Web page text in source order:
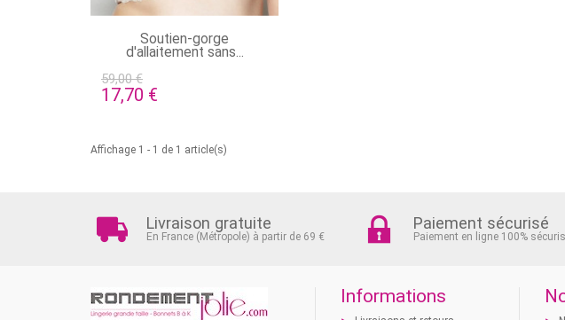
EN STOCK
Soutien-gorge
d'allaitement sans...
59,00 €
17,70 €
Affichage 1 - 1 de 1 article(s)
Livraison gratuite
En France (Métropole) à partir de 69 €
Paiement sécurisé
Paiement en ligne 100%
Informations